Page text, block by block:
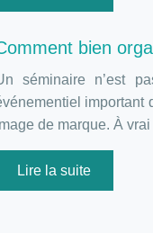
bien
séminaire n’est
important
de marque. À
Lire la suite